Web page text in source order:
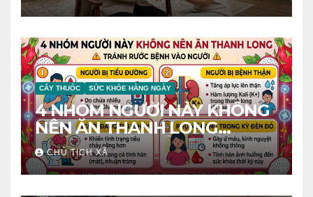
CÂY THUỐC SỨC KHỎE HÀNG NGÀY
4 NHÓM NGƯỜI NÀY KHÔNG
NÊN ĂN THANH LONG
TRÁNH RƯỚC BỆNH VÀO
NGƯỜI
CHỦ TỊCH XÃ